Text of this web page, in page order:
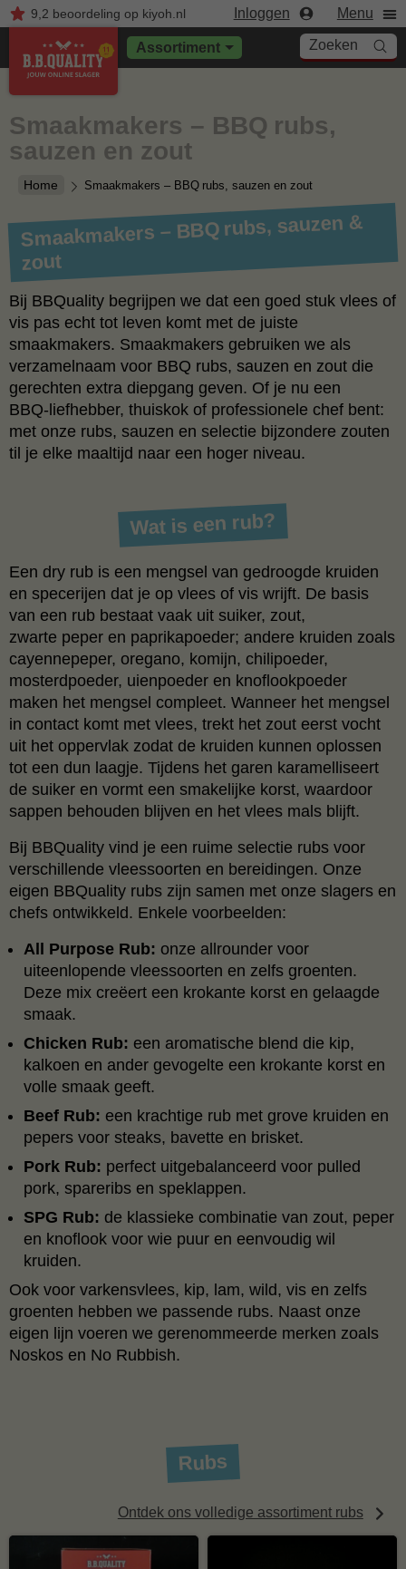
9,2 beoordelingop kiyoh.nl Inloggen Menu
Assortiment Zoeken
Home Smaakmakers – BBQ rubs, sauzen en zout
Smaakmakers – BBQ rubs,
sauzen en zout
Smaakmakers – BBQ rubs, sauzen &
zout
Bij BBQuality begrijpen we dat een goed stuk vlees of
vis pas echt tot leven komt met de juiste
smaakmakers. Smaakmakers gebruiken we als
verzamelnaam voor BBQ rubs, sauzen en zout die
gerechten extra diepgang geven. Of je nu een
BBQ‑liefhebber, thuiskok of professionele chef bent:
met onze rubs, sauzen en selectie bijzondere zouten
til je elke maaltijd naar een hoger niveau.
Wat is een rub?
Een dry rub is een mengsel van gedroogde kruiden
en specerijen dat je op vlees of vis wrijft. De basis
van een rub bestaat vaak uit suiker, zout,
zwarte peper en paprikapoeder; andere kruiden zoals
cayennepeper, oregano, komijn, chilipoeder,
mosterdpoeder, uienpoeder en knoflookpoeder
maken het mengsel compleet. Wanneer het mengsel
in contact komt met vlees, trekt het zout eerst vocht
uit het oppervlak zodat de kruiden kunnen oplossen
tot een dun laagje. Tijdens het garen karamelliseert
de suiker en vormt een smakelijke korst, waardoor
sappen behouden blijven en het vlees mals blijft.
Bij BBQuality vind je een ruime selectie rubs voor
verschillende vleessoorten en bereidingen. Onze
eigen BBQuality rubs zijn samen met onze slagers en
chefs ontwikkeld. Enkele voorbeelden:
All Purpose Rub: onze allrounder voor
uiteenlopende vleessoorten en zelfs groenten.
Deze mix creëert een krokante korst en gelaagde
smaak.
Chicken Rub: een aromatische blend die kip,
kalkoen en ander gevogelte een krokante korst en
volle smaak geeft.
Beef Rub: een krachtige rub met grove kruiden en
pepers voor steaks, bavette en brisket.
Pork Rub: perfect uitgebalanceerd voor pulled
pork, spareribs en speklappen.
SPG Rub: de klassieke combinatie van zout, peper
en knoflook voor wie puur en eenvoudig wil
kruiden.
Ook voor varkensvlees, kip, lam, wild, vis en zelfs
groenten hebben we passende rubs. Naast onze
eigen lijn voeren we gerenommeerde merken zoals
Noskos en No Rubbish.
Rubs
Ontdek ons volledige assortiment rubs